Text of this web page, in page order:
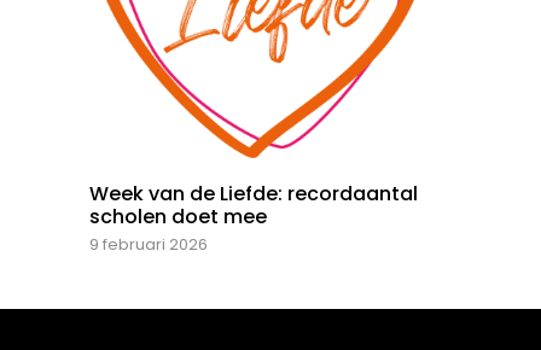
Week van de Liefde: recordaantal
scholen doet mee
9 februari 2026